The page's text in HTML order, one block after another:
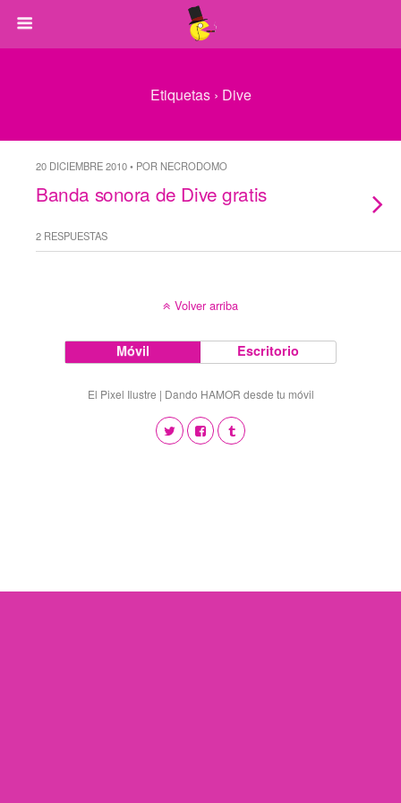
Etiquetas › Dive
20 DICIEMBRE 2010 • POR NECRODOMO
Banda sonora de Dive gratis
2 RESPUESTAS
Volver arriba
Móvil Escritorio
El Pixel Ilustre | Dando HAMOR desde tu móvil